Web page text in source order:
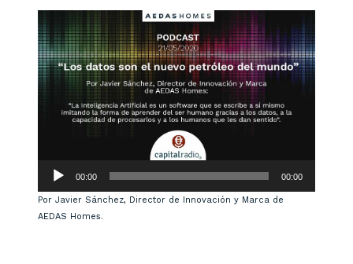
Reproductor
de
audio
00:00 00:00
Por Javier Sánchez, Director de Innovación y Marca de
AEDAS Homes.